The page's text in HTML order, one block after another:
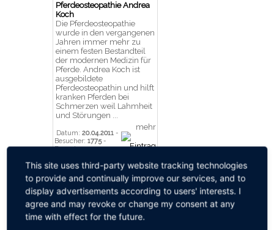
Pferdeosteopathie Andrea
Koch
Die Pferdeosteopathie
wurde in den vergangenen
Jahren immer mehr zu
einem festen Bestandteil
der modernen Medizin für
Pferde. Andrea Koch ist
ausgebildete
Pferdeosteopathin und hilft
kranken Pferden bei
Schmerzen weil Lahmheit
und Störungen ...
Datum: 20.04.2011 -
Besucher: 1775-
Bewertung:
mehr
Invernostella - Home
Sandra Hennig ist
Tierheilpraktikerin und hat
sich auf alternative
Heilmethoden bei Pferden
spezialisiert. Die
This site uses third-party website tracking technologies
to provide and continually improve our services, and to
display advertisements according to users' interests. I
agree and may revoke or change my consent at any
time with effect for the future.